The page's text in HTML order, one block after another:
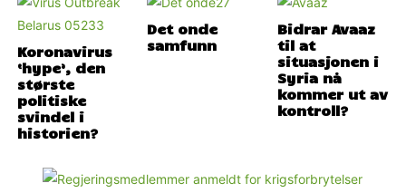
Koronavirus
‘hype’, den
største
politiske
svindel i
historien?
Det onde
samfunn
Bidrar Avaaz
til at
situasjonen i
Syria nå
kommer ut av
kontroll?